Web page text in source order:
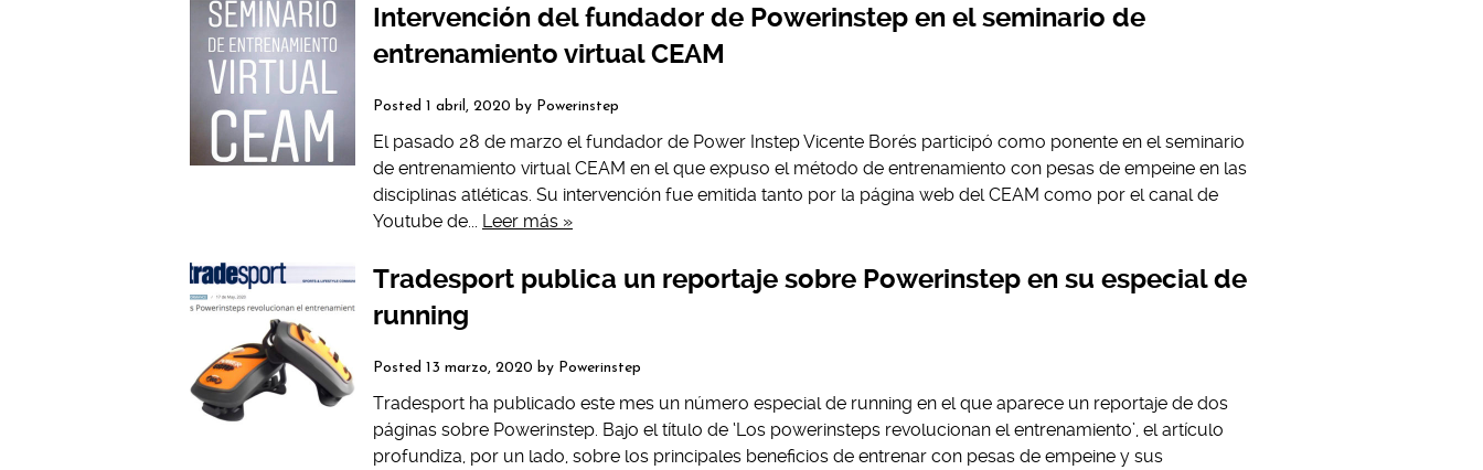
Intervención del fundador de Powerinstep en el seminario de
entrenamiento virtual CEAM
Posted 1 abril, 2020 by Powerinstep
El pasado 28 de marzo el fundador de Power Instep Vicente Borés participó como ponente en el seminario
de entrenamiento virtual CEAM en el que expuso el método de entrenamiento con pesas de empeine en las
disciplinas atléticas. Su intervención fue emitida tanto por la página web del CEAM como por el canal de
Youtube de... Leer más »
Tradesport publica un reportaje sobre Powerinstep en su especial de
running
Posted 13 marzo, 2020 by Powerinstep
Tradesport ha publicado este mes un número especial de running en el que aparece un reportaje de dos
páginas sobre Powerinstep. Bajo el título de ‘Los powerinsteps revolucionan el entrenamiento’, el artículo
profundiza, por un lado, sobre los principales beneficios de entrenar con pesas de empeine y sus